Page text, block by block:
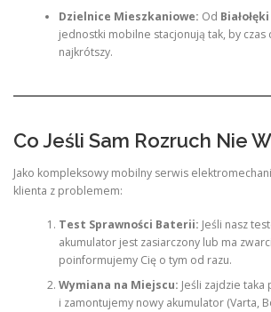
Dzielnice Mieszkaniowe: Od Białołęki
jednostki mobilne stacjonują tak, by czas
najkrótszy.
Co Jeśli Sam Rozruch Nie
Jako kompleksowy mobilny serwis
klienta z problemem:
Test Sprawności Baterii: Jeśli nasz
akumulator jest zasiarczony lub ma
poinformujemy Cię o tym od razu.
Wymiana na Miejscu: Jeśli zajdzie
i zamontujemy nowy akumulator (Varta,